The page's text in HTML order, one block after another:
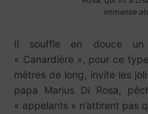
immense
Il souffle en douce
« Canardière », pour ce
mètres de long, invite les
papa Marius Di Rosa,
« appelants » n’attirent pas